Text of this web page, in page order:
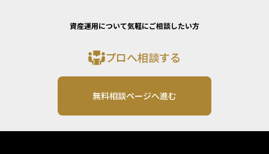
資産運用について気軽にご相談したい方
プロへ相談する
無料相談ページへ進む